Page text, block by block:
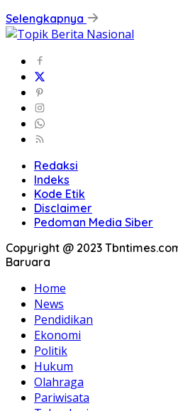
Selengkapnya
Redaksi
Indeks
Kode Etik
Disclaimer
Pedoman Media Siber
Copyright @ 2023
Baruara
Home
News
Pendidikan
Ekonomi
Politik
Hukum
Olahraga
Pariwisata